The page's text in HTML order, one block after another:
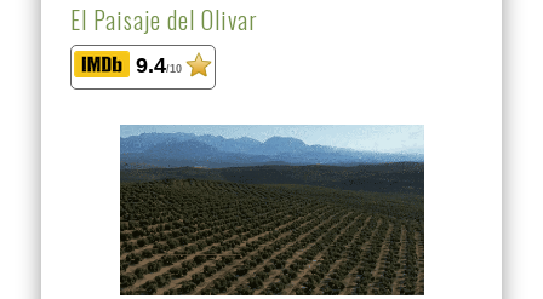
El Paisaje del Olivar
9.4/10